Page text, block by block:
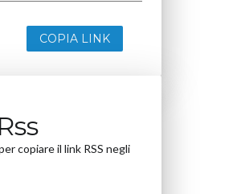
COPIA LINK
copiare il link RSS negli